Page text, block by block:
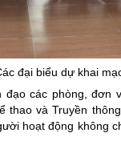
đề tổng hợp
đại biểu dự khai
các phòng, đơn
thao và Truyền
hoạt động không